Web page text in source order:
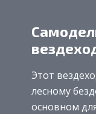
Этот
лесному
основном